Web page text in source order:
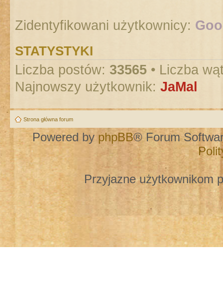
Zidentyfikowani użytkownicy:
STATYSTYKI
Liczba postów: 33565 • Liczba
Najnowszy użytkownik: JaMal
Strona główna forum
Powered by phpBB® Forum
Przyjazne użytkownikom